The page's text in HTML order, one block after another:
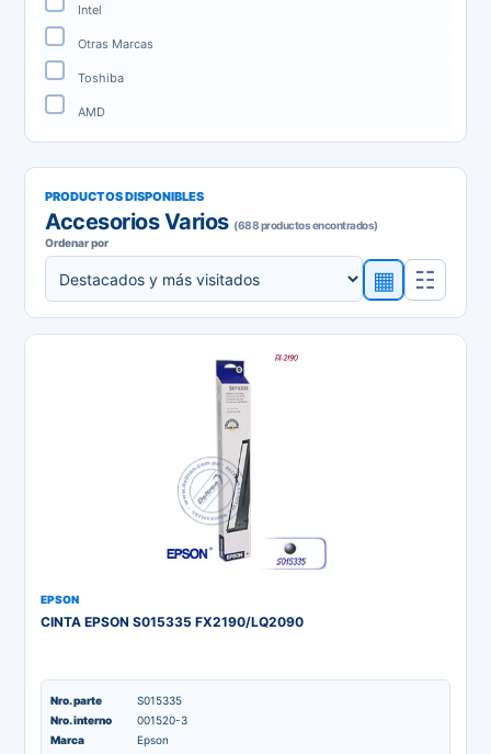
Intel
Otras Marcas
Toshiba
AMD
PRODUCTOS DISPONIBLES
Accesorios Varios (688 productos encontrados)
Ordenar por
▦ ☷
EPSON
CINTA EPSON S015335 FX2190/LQ2090
Nro. parte
S015335
Nro. interno
001520-3
Marca
Epson